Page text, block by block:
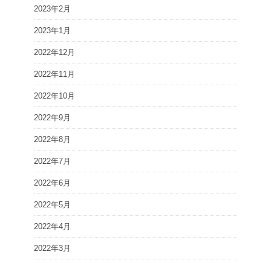
2023年2月
2023年1月
2022年12月
2022年11月
2022年10月
2022年9月
2022年8月
2022年7月
2022年6月
2022年5月
2022年4月
2022年3月